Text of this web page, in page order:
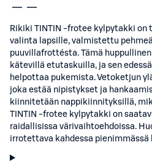
Rikiki TINTIN -frotee kylpytakki on
valinta lapsille, valmistettu
puuvillafrottésta. Tämä
kätevillä etutaskuilla, ja sen
helpottaa pukemista. Vetoketjun
joka estää nipistykset ja
kiinnitetään nappikiinnityksillä,
TINTIN -frotee kylpytakki on
raidallisissa värivaihtoehdoissa.
irrotettava kahdessa